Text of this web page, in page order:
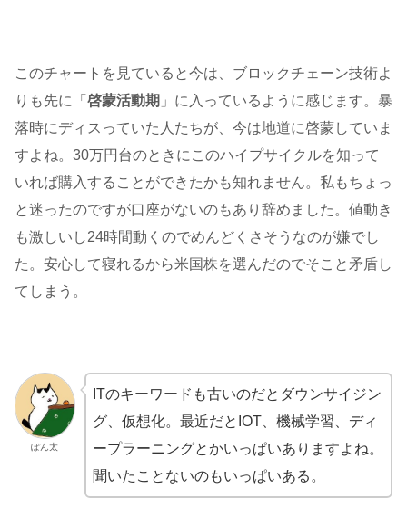
このチャートを見ていると今は、ブロックチェーン技術よ
りも先に「 啓蒙活動期 」に入っているように感じます。暴
落時にディスっていた人たちが、今は地道に啓蒙していま
すよね。30万円台のときにこのハイプサイクルを知って
いれば購入することができたかも知れません。私もちょっ
と迷ったのですが口座がないのもあり辞めました。値動き
も激しいし24時間動くのでめんどくさそうなのが嫌でし
た。安心して寝れるから米国株を選んだのでそこと矛盾し
てしまう。
ぽん太
ITのキーワードも古いのだとダウンサイジン
グ、仮想化。最近だとIOT、機械学習、ディ
ープラーニングとかいっぱいありますよね。
聞いたことないのもいっぱいある。